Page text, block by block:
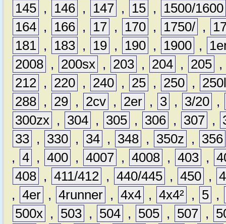
145 , 146 , 147 , 15 ,
1500/1600
164 , 166 , 17 , 170 , 1750/ ,
181 , 183 , 19 , 190 , 1900 ,
2008 , 200sx , 203 , 204 , 205 ,
212 , 220 , 240 , 25 , 250 ,
288 , 29 , 2cv , 2er , 3 , 3/20 ,
300zx , 304 , 305 , 306 , 307 ,
33 , 330 , 34 , 348 , 350z ,
356
, 4 , 400 , 4007 , 4008 , 403 ,
408 , 411/412 , 440/445 , 450 ,
, 4er , 4runner , 4x4 , 4x4² , 5 ,
500x , 503 , 504 , 505 , 507 ,